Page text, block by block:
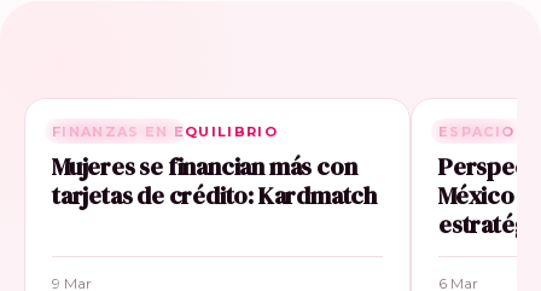
RELACIONADA
FINANZAS EN EQUILIBRIO
Mujeres se financian más con
tarjetas de crédito: Kardmatch
9 Mar
ESPACIO
México
6 Mar